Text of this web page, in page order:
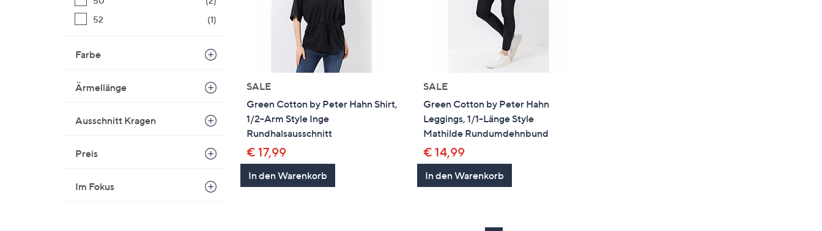
52
(1)
Farbe
Ärmellänge
Ausschnitt Kragen
Preis
Im Fokus
SALE
Green Cotton by Peter Hahn Shirt,
1/2-Arm Style Inge
Rundhalsausschnitt
€ 17,99
In den Warenkorb
SALE
Green Cotton by Peter Hahn
Leggings, 1/1-Länge Style
Mathilde Rundumdehnbund
€ 14,99
In den Warenkorb